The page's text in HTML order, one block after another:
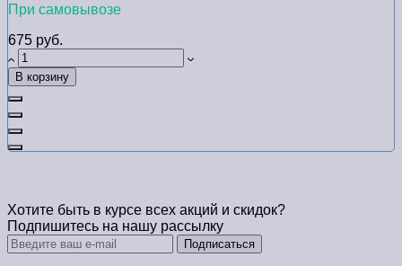
При самовывозе
675 руб.
В корзину
Хотите быть в курсе всех акций и скидок?
Подпишитесь на нашу рассылку
Подписаться